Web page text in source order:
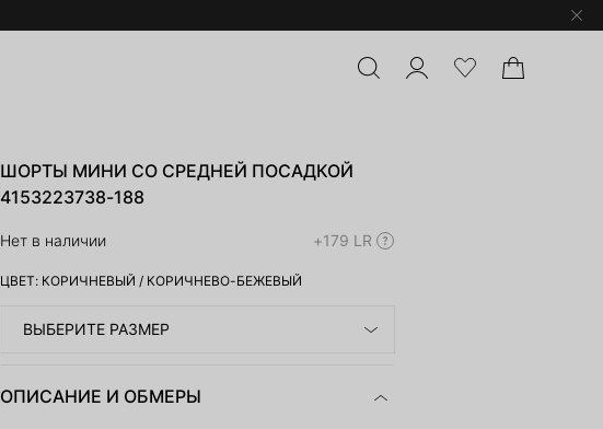
ШОРТЫ МИНИ СО СРЕДНЕЙ ПОСАДКОЙ
4153223738-188
Нет в наличии +179 LR
ЦВЕТ: КОРИЧНЕВЫЙ / КОРИЧНЕВО-БЕЖЕВЫЙ
ВЫБЕРИТЕ РАЗМЕР
ОПИСАНИЕ И ОБМЕРЫ